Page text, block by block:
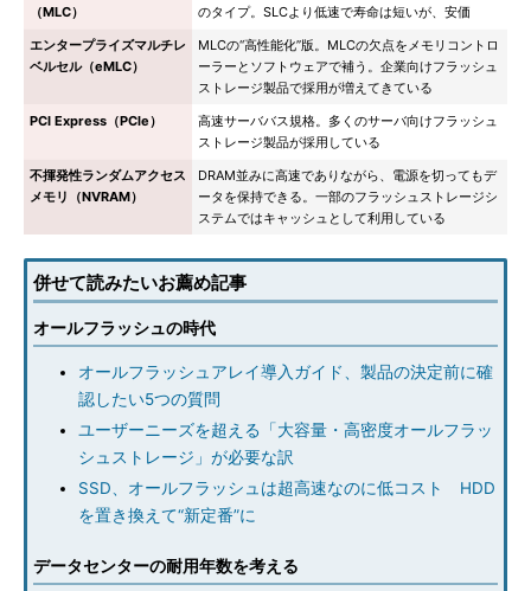
（MLC）
のタイプ。SLCより低速で寿命は短いが、安価
エンタープライズマルチレ
ベルセル（eMLC）
MLCの“高性能化”版。MLCの欠点をメモリコントロ
ーラーとソフトウェアで補う。企業向けフラッシュ
ストレージ製品で採用が増えてきている
PCI Express（PCle）
高速サーババス規格。多くのサーバ向けフラッシュ
ストレージ製品が採用している
不揮発性ランダムアクセス
メモリ（NVRAM）
DRAM並みに高速でありながら、電源を切ってもデ
ータを保持できる。一部のフラッシュストレージシ
ステムではキャッシュとして利用している
併せて読みたいお薦め記事
オールフラッシュの時代
オールフラッシュアレイ導入ガイド、製品の決定前に確
認したい5つの質問
ユーザーニーズを超える「大容量・高密度オールフラッ
シュストレージ」が必要な訳
SSD、オールフラッシュは超高速なのに低コスト HDD
を置き換えて“新定番”に
データセンターの耐用年数を考える